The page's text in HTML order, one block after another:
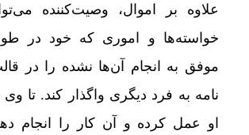
علاوه بر اموال، وصیت‌کننده
خواسته‌ها و اموری که خود در
موفق به انجام آن‌ها نشده را در
نامه به فرد دیگری واگذار کند. تا
او عمل کرده و آن کار را انجام